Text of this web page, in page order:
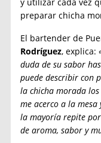
preparar chicha
El bartender de
Rodríguez, explica:
duda de su sabor
puede describir con
la chicha morada
me acerco a la
la mayoría repite
de aroma, sabor y